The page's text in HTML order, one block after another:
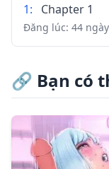
1: Chapter 1
Đăng lúc: 44
🔗 Bạn có